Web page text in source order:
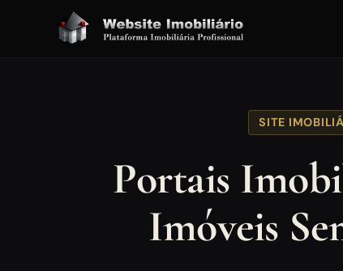
SITE
Portais
Imóveis